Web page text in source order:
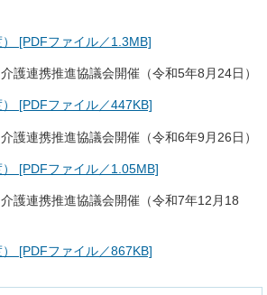
[PDFファイル／1.3MB]
護連携推進協議会開催（令和5年8月24日）
[PDFファイル／447KB]
護連携推進協議会開催（令和6年9月26日）
[PDFファイル／1.05MB]
護連携推進協議会開催（令和7年12月18
[PDFファイル／867KB]